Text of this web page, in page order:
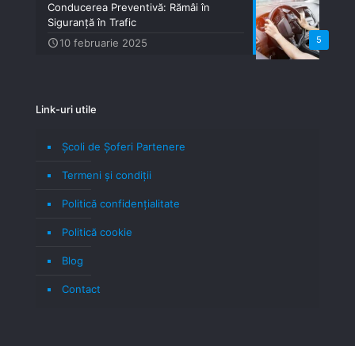
5
Conducerea Preventivă: Rămâi în
Siguranță în Trafic
10 februarie 2025
Link-uri utile
Școli de Șoferi Partenere
Termeni şi condiţii
Politică confidenţialitate
Politică cookie
Blog
Contact